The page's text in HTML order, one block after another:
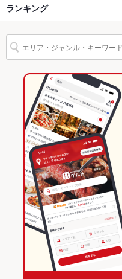
バリアフリ
ー
駐車場
なし ：お近くのコ
その他設備 ※不明点等、お気軽
飲み放題 あり ：コースのみ
食べ放題 なし ：一品一品
カクテル充実、焼
お子様連れ
お子様連れOK ：お
りお食事可能です
ウェディン
バースデーパーテ
詳しくはお問合せ下
品川･目黒･田町･浜松町･五反田
目黒駅 × 居酒屋
目黒駅 × 和風
目黒 × 和風
東京
東京 × 居酒屋
東京 × 和風
からあげ
リゾット フォアグラ 炭火焼
ランキング
東京のグルメランキング
東京の居酒屋ランキング
品川･目黒･田町･浜松町･五反
品川･目黒･田町･浜松町･五
目黒のグルメランキング
目黒の居酒屋ランキング